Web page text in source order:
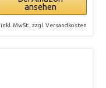
ansehen
inkl. MwSt., zzgl. Versandkosten